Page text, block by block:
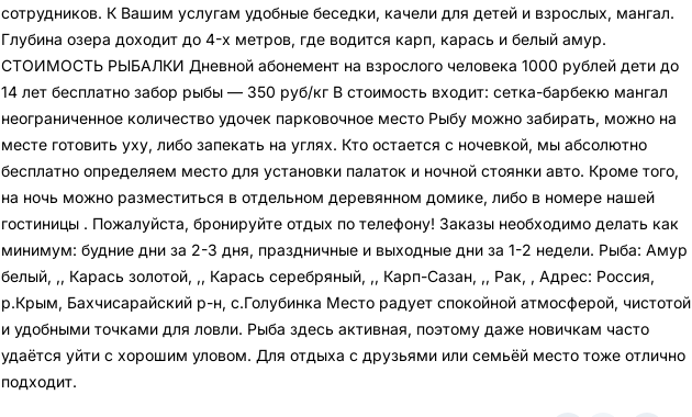
сотрудников. К Вашим услугам удобные беседки, качели для детей и взрослых, мангал.
Глубина озера доходит до 4-х метров, где водится карп, карась и белый амур.
СТОИМОСТЬ РЫБАЛКИ Дневной абонемент на взрослого человека 1000 рублей дети до
14 лет бесплатно забор рыбы — 350 руб/кг В стоимость входит: сетка-барбекю мангал
неограниченное количество удочек парковочное место Рыбу можно забирать, можно на
месте готовить уху, либо запекать на углях. Кто остается с ночевкой, мы абсолютно
бесплатно определяем место для установки палаток и ночной стоянки авто. Кроме того,
на ночь можно разместиться в отдельном деревянном домике, либо в номере нашей
гостиницы . Пожалуйста, бронируйте отдых по телефону! Заказы необходимо делать как
минимум: будние дни за 2-3 дня, праздничные и выходные дни за 1-2 недели. Рыба: Амур
белый, ,, Карась золотой, ,, Карась серебряный, ,, Карп-Сазан, ,, Рак, , Адрес: Россия,
р.Крым, Бахчисарайский р-н, с.Голубинка Место радует спокойной атмосферой, чистотой
и удобными точками для ловли. Рыба здесь активная, поэтому даже новичкам часто
удаётся уйти с хорошим уловом. Для отдыха с друзьями или семьёй место тоже отлично
подходит.